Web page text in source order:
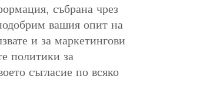
оферти Контакти
събрана чрез
вашия опит на
и за маркетингови
политики за
съгласие по всяко